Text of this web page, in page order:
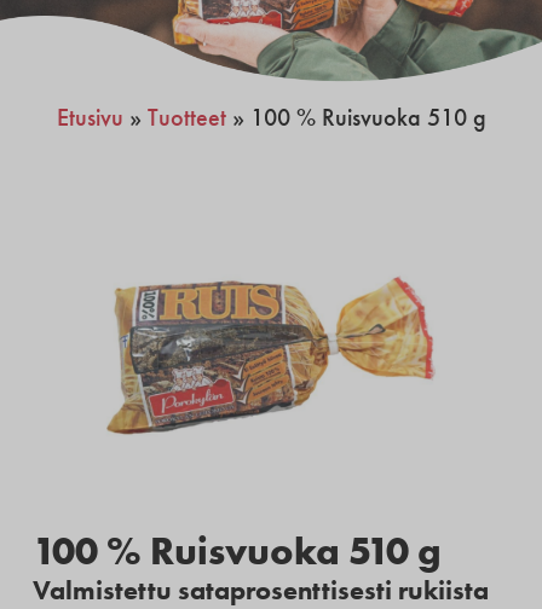
Etusivu » Tuotteet» 100 % Ruisvuoka 510 g
100 % Ruisvuoka 510 g
Valmistettu sataprosenttisesti rukiista